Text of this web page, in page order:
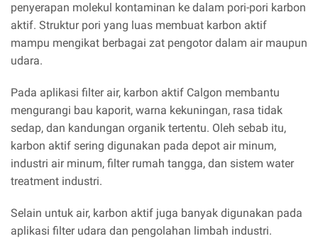
penyerapan molekul kontaminan ke dalam pori-pori karbon
aktif. Struktur pori yang luas membuat karbon aktif
mampu mengikat berbagai zat pengotor dalam air maupun
udara.
Pada aplikasi filter air, karbon aktif Calgon membantu
mengurangi bau kaporit, warna kekuningan, rasa tidak
sedap, dan kandungan organik tertentu. Oleh sebab itu,
karbon aktif sering digunakan pada depot air minum,
industri air minum, filter rumah tangga, dan sistem water
treatment industri.
Selain untuk air, karbon aktif juga banyak digunakan pada
aplikasi filter udara dan pengolahan limbah industri.